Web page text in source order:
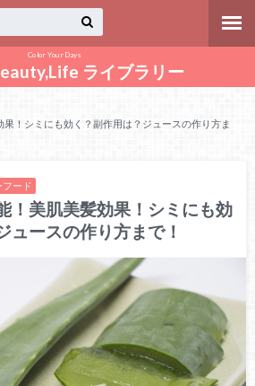
Color Your Days
ライブラリー
！シミにも効く？副作用は？ジュースの作り方ま
フード
！美肌美髪効果！シミにも効
ュースの作り方まで！